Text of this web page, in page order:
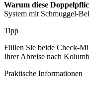
Warum diese
System mit Schmuggel-
Tipp
Füllen Sie beide Check-
Ihrer Abreise nach
Praktische Informationen